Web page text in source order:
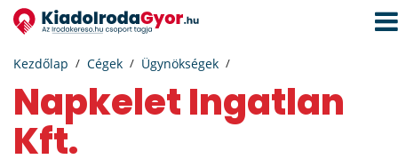
Kezdőlap Cégek Ügynökségek
Napkelet Ingatlan
Kft.